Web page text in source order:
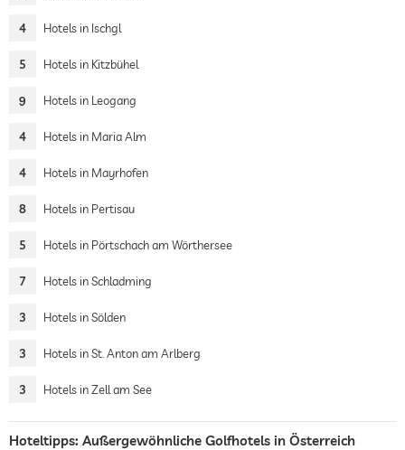
4 Hotels in Ischgl
5 Hotels in Kitzbühel
9 Hotels in Leogang
4 Hotels in Maria Alm
4 Hotels in Mayrhofen
8 Hotels in Pertisau
5 Hotels in Pörtschach am Wörthersee
7 Hotels in Schladming
3 Hotels in Sölden
3 Hotels in St. Anton am Arlberg
3 Hotels in Zell am See
Hoteltipps: Außergewöhnliche Golfhotels in Österreich